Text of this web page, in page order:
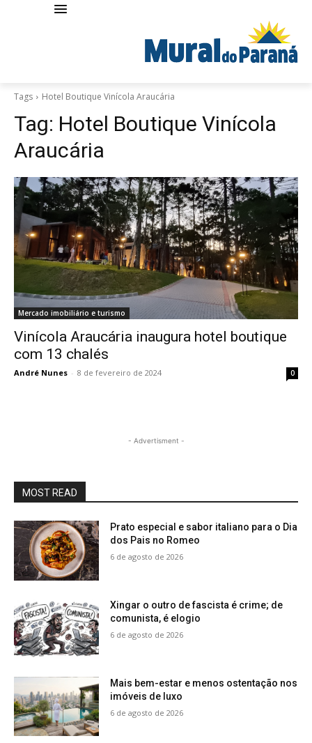
Tags Hotel Boutique Vinícola Araucária
Tag: Hotel Boutique Vinícola
Araucária
Mercado imobiliário e turismo
Vinícola Araucária inaugura hotel boutique
com 13 chalés
André Nunes - 8 de fevereiro de 2024 0
- Advertisment -
MOST READ
Prato especial e sabor italiano para o Dia
dos Pais no Romeo
6 de agosto de 2026
Xingar o outro de fascista é crime; de
comunista, é elogio
6 de agosto de 2026
Mais bem-estar e menos ostentação nos
imóveis de luxo
6 de agosto de 2026